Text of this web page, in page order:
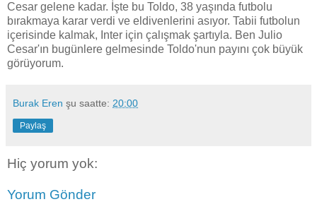
Cesar gelene kadar. İşte bu Toldo, 38 yaşında futbolu
bırakmaya karar verdi ve eldivenlerini asıyor. Tabii futbolun
içerisinde kalmak, Inter için çalışmak şartıyla. Ben Julio
Cesar'ın bugünlere gelmesinde Toldo'nun payını çok büyük
görüyorum.
Burak Eren şu saatte: 20:00
Paylaş
Hiç yorum yok:
Yorum Gönder